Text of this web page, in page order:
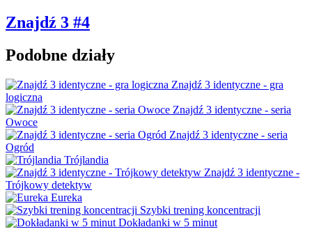
Znajdź 3 #4
Podobne działy
Znajdź 3 identyczne - gra
logiczna
Znajdź 3 identyczne - seria
Owoce
Znajdź 3 identyczne - seria
Ogród
Trójlandia
Znajdź 3 identyczne -
Trójkowy detektyw
Eureka
Szybki trening koncentracji
Dokładanki w 5 minut